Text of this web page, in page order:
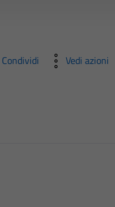
Condividi Vedi azioni